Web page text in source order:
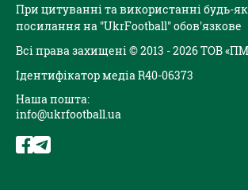
При цитуванні та використанні будь-
посилання на "UkrFootball" обов'язкове
Всі права захищені © 2013 - 2026 ТОВ
Ідентифікатор медіа R40-06373
Наша пошта:
info@ukrfootball.ua